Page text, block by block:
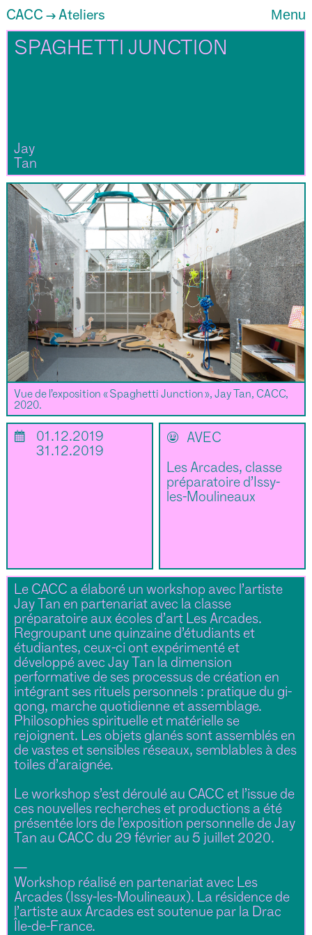
CACC →Ateliers Menu
Vue de l’exposition « Spaghetti Junction », Jay Tan, CACC,
2020.
SPAGHETTI JUNCTION
Jay
Tan
📅
01.12.2019
31.12.2019
Le CACC a élaboré un workshop avec l’artiste
Jay Tan en partenariat avec la classe
préparatoire aux écoles d’art Les Arcades.
Regroupant une quinzaine d’étudiants et
étudiantes, ceux-ci ont expérimenté et
développé avec Jay Tan la dimension
performative de ses processus de création en
intégrant ses rituels personnels : pratique du gi-
qong, marche quotidienne et assemblage.
Philosophies spirituelle et matérielle se
rejoignent. Les objets glanés sont assemblés en
de vastes et sensibles réseaux, semblables à des
toiles d’araignée.
Le workshop s’est déroulé au CACC et l’issue de
ces nouvelles recherches et productions a été
présentée lors de l’exposition personnelle de Jay
Tan au CACC du 29 février au 5 juillet 2020.
—
Workshop réalisé en partenariat avec Les
Arcades (Issy-les-Moulineaux). La résidence de
l’artiste aux Arcades est soutenue par la Drac
Île-de-France.
🌝 AVEC
Les Arcades, classe
préparatoire d’Issy-
les-Moulineaux